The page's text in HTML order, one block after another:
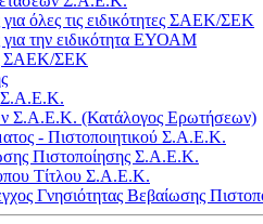
όλες τις ειδικότητες ΣΑΕΚ/ΣΕΚ
την ειδικότητα ΕΥΟΑΜ
ΣΑΕΚ/ΣΕΚ
Σ.Α.Ε.Κ.
Σ.Α.Ε.Κ. (Κατάλογος Ερωτήσεων)
- Πιστοποιητικού Σ.Α.Ε.Κ.
Πιστοποίησης Σ.Α.Ε.Κ.
Τίτλου Σ.Α.Ε.Κ.
Γνησιότητας Βεβαίωσης